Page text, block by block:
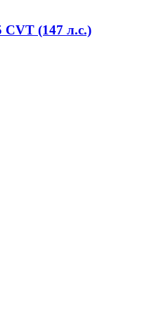
CVT (147 л.с.)